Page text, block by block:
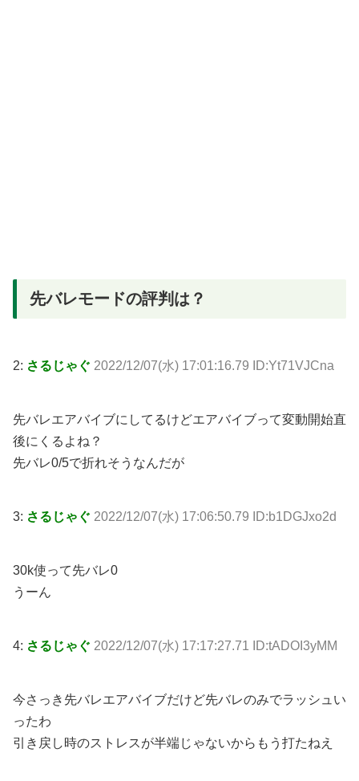
先バレモードの評判は？
2: さるじゃぐ 2022/12/07(水) 17:01:16.79 ID:Yt71VJCna
先バレエアバイブにしてるけどエアバイブって変動開始直
後にくるよね？
先バレ0/5で折れそうなんだが
3: さるじゃぐ 2022/12/07(水) 17:06:50.79 ID:b1DGJxo2d
30k使って先バレ0
うーん
4: さるじゃぐ 2022/12/07(水) 17:17:27.71 ID:tADOI3yMM
今さっき先バレエアバイブだけど先バレのみでラッシュい
ったわ
引き戻し時のストレスが半端じゃないからもう打たねえ